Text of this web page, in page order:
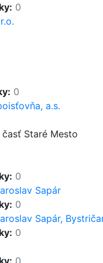
0
0
a.s.
Staré Mesto
0
Sapár
0
Sapár,
0
0